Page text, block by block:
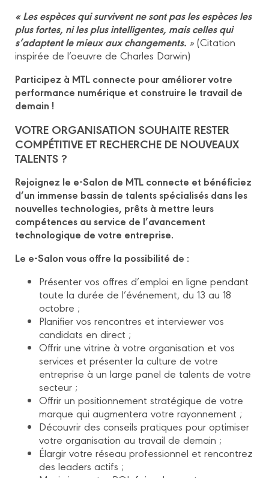
« Les espèces qui survivent ne sont pas les espèces les
plus fortes, ni les plus intelligentes, mais celles qui
s’adaptent le mieux aux changements. » (Citation
inspirée de l’oeuvre de Charles Darwin)
Participez à MTL connecte pour améliorer votre
performance numérique et construire le travail de
demain !
VOTRE ORGANISATION SOUHAITE RESTER
COMPÉTITIVE ET RECHERCHE DE NOUVEAUX
TALENTS ?
Rejoignez le e-Salon de MTL connecte et bénéficiez
d’un immense bassin de talents spécialisés dans les
nouvelles technologies, prêts à mettre leurs
compétences au service de l’avancement
technologique de votre entreprise.
Le e-Salon vous offre la possibilité de :
Présenter vos offres d’emploi en ligne pendant
toute la durée de l’événement, du 13 au 18
octobre ;
Planifier vos rencontres et interviewer vos
candidats en direct ;
Offrir une vitrine à votre organisation et vos
services et présenter la culture de votre
entreprise à un large panel de talents de votre
secteur ;
Offrir un positionnement stratégique de votre
marque qui augmentera votre rayonnement ;
Découvrir des conseils pratiques pour optimiser
votre organisation au travail de demain ;
Élargir votre réseau professionnel et rencontrez
des leaders actifs ;